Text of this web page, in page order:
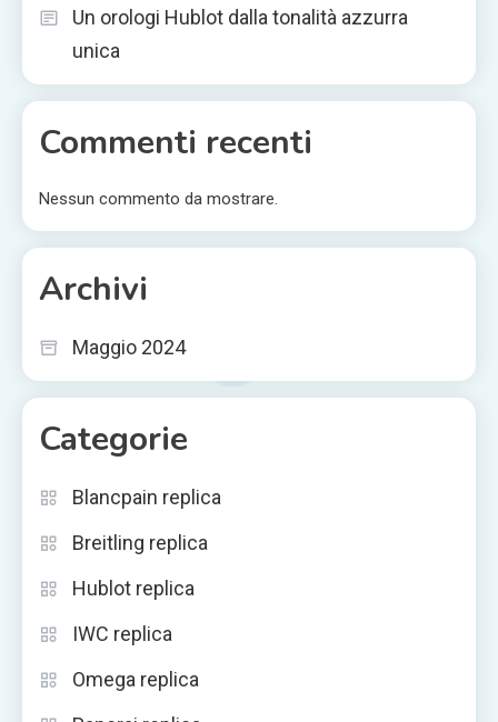
Un orologi Hublot dalla tonalità azzurra
unica
Commenti recenti
Nessun commento da mostrare.
Archivi
Maggio 2024
Categorie
Blancpain replica
Breitling replica
Hublot replica
IWC replica
Omega replica